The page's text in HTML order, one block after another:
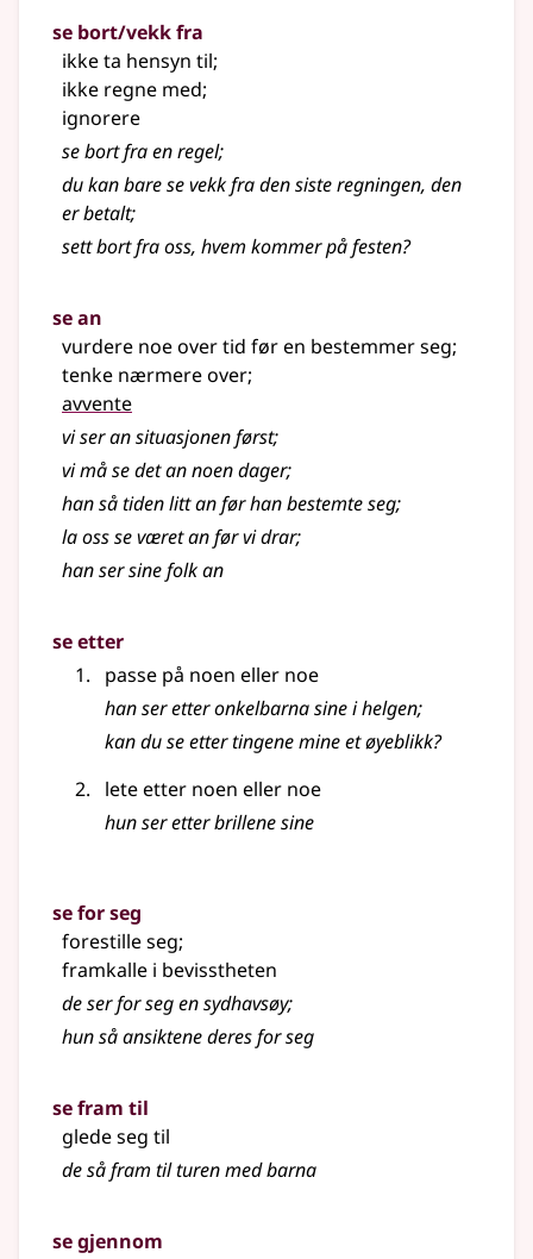
se bort/vekk fra
ikke ta hensyn til;
ikke regne med;
ignorere
se bort fra en regel;
du kan bare se vekk fra den siste regningen, den
er betalt;
sett bort fra oss, hvem kommer på festen?
se an
vurdere noe over tid før en bestemmer seg;
tenke nærmere over;
avvente
vi ser an situasjonen først;
vi må se det an noen dager;
han så tiden litt an før han bestemte seg;
la oss se været an før vi drar;
han ser sine folk an
se etter
passe på noen eller noe
han ser etter onkelbarna sine i helgen;
kan du se etter tingene mine et øyeblikk?
lete etter noen eller noe
hun ser etter brillene sine
se for seg
forestille seg;
framkalle i bevisstheten
de ser for seg en sydhavsøy;
hun så ansiktene deres for seg
se fram til
glede seg til
de så fram til turen med barna
se gjennom